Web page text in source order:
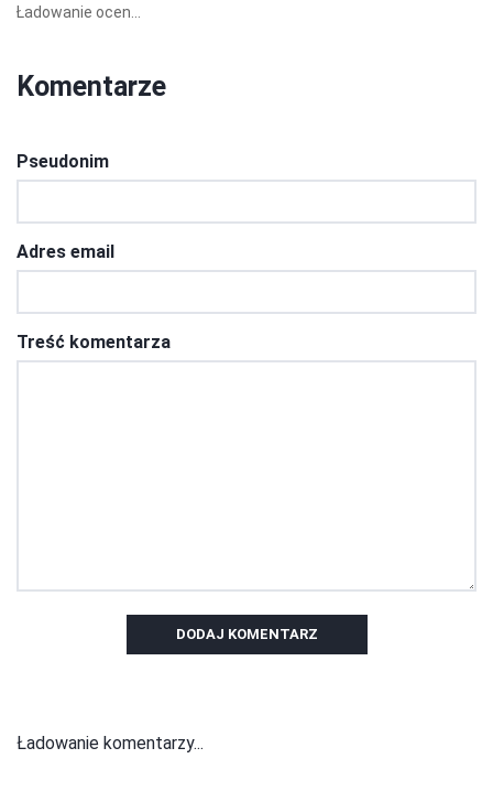
Ładowanie ocen...
Komentarze
Pseudonim
Adres email
Treść komentarza
DODAJ KOMENTARZ
Ładowanie komentarzy...